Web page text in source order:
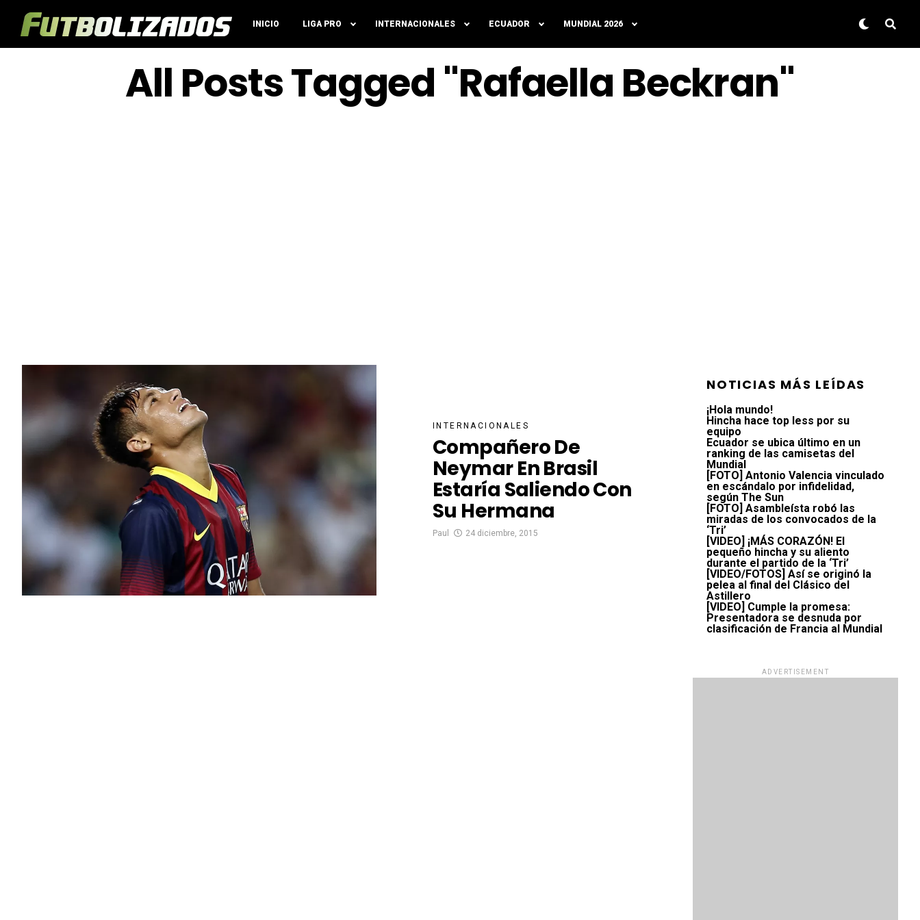
INICIO LIGA PRO INTERNACIONALES ECUADOR MUNDIAL 2026
All Posts Tagged "Rafaella Beckran"
INTERNACIONALES
Compañero De
Neymar En Brasil
Estaría Saliendo Con
Su Hermana
Paul 24 diciembre, 2015
NOTICIAS MÁS LEÍDAS
¡Hola mundo!
Hincha hace top less por su
equipo
Ecuador se ubica último en un
ranking de las camisetas del
Mundial
[FOTO] Antonio Valencia vinculado
en escándalo por infidelidad,
según The Sun
[FOTO] Asambleísta robó las
miradas de los convocados de la
‘Tri’
[VIDEO] ¡MÁS CORAZÓN! El
pequeño hincha y su aliento
durante el partido de la ‘Tri’
[VIDEO/FOTOS] Así se originó la
pelea al final del Clásico del
Astillero
[VIDEO] Cumple la promesa:
Presentadora se desnuda por
clasificación de Francia al Mundial
ADVERTISEMENT